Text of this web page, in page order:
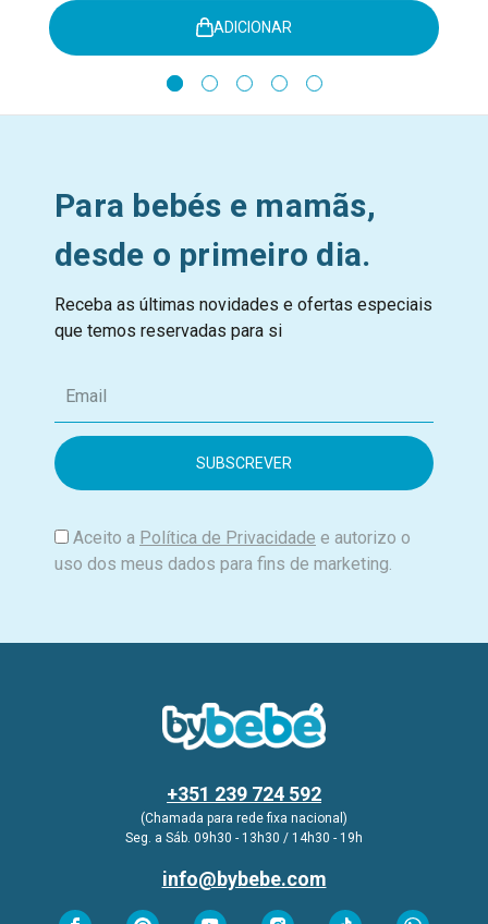
ADICIONAR
Para bebés e mamãs,
desde o primeiro dia.
Receba as últimas novidades e ofertas especiais
que temos reservadas para si
m
i
Aceito a Política de Privacidade e autorizo o
uso dos meus dados para fins de marketing.
+351 239 724 592
(Chamada para rede fixa nacional)
Seg. a Sáb. 09h30 - 13h30 / 14h30 - 19h
info@bybebe.com